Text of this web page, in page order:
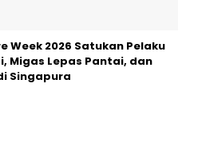
Week 2026 Satukan Pelaku
Migas Lepas Pantai, dan
Singapura